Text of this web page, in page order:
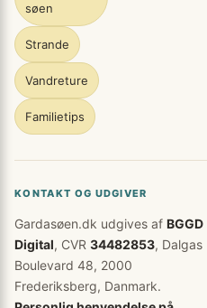
søen
Strande
Vandreture
Familietips
KONTAKT OG UDGIVER
Gardasøen.dk udgives af BGGD
Digital, CVR 34482853, Dalgas
Boulevard 48, 2000
Frederiksberg, Danmark.